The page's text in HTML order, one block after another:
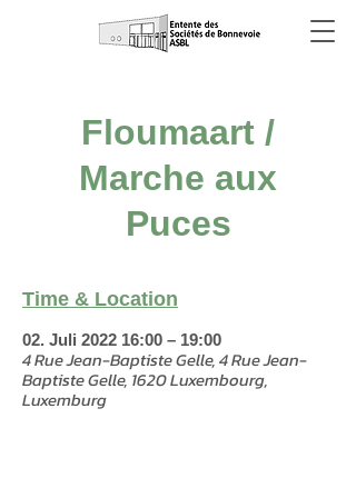
Floumaart /
Marche aux
Puces
Time & Location
02. Juli 2022 16:00 – 19:00
4 Rue Jean-Baptiste Gelle, 4 Rue Jean-
Baptiste Gelle, 1620 Luxembourg,
Luxemburg